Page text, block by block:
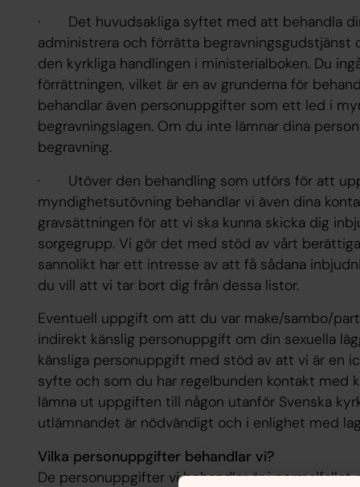
· Det huvudsakliga syftet med att behandla
administrera och förrätta
den kyrkliga handlingen i ministerialboken. Du
förrättningen, vilket är en av grunderna för
behandlar även personuppgifter som ett led i
begravningslagen. Om du inte lämnar dina
begravning.
· Utöver den behandling som utförs för att
myndighetsutövning behandlar vi även dina
gravsättningen för att vi ska kunna skicka dig
sorgegrupp. Vi gör det med stöd av vårt
sannolikt har ett intresse av att få sådana
du vill att vi tar bort dig från dessa listor.
Eventuell uppgift om att du var make/sambo/
indirekt känslig personuppgift om din sexuella
känsliga personuppgift med stöd av att vi är en
syfte och som du har regelbunden kontakt med
lämna ut uppgiften till någon utanför Svenska
utlämnandet är nödvändigt och i enlighet med
Vilka personuppgifter behandlar vi?
De personuppgifter vi behandlar är i normalfallet